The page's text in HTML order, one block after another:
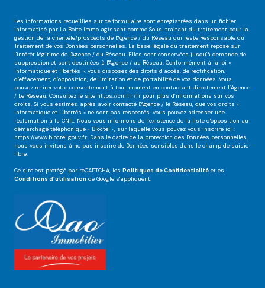
Les informations recueillies sur ce formulaire sont enregistrées dans un fichier
informatisé par La Boite Immo agissant comme Sous-traitant du traitement pour la
gestion de la clientèle/prospects de l'Agence / du Réseau qui reste Responsable du
Traitement de vos Données personnelles. La base légale du traitement repose sur
l'intérêt légitime de l'Agence / du Réseau. Elles sont conservées jusqu'à demande de
suppression et sont destinées à l'Agence / au Réseau. Conformément à la loi «
informatique et libertés », vous disposez des droits d’accès, de rectification,
d’effacement, d’opposition, de limitation et de portabilité de vos données. Vous
pouvez retirer votre consentement à tout moment en contactant directement l’Agence
/ Le Réseau. Consultez le site https://cnil.fr/fr pour plus d’informations sur vos
droits. Si vous estimez, après avoir contacté l'Agence / le Réseau, que vos droits «
Informatique et Libertés » ne sont pas respectés, vous pouvez adresser une
réclamation à la CNIL. Nous vous informons de l’existence de la liste d'opposition au
démarchage téléphonique « Bloctel », sur laquelle vous pouvez vous inscrire ici :
https://www.bloctel.gouv.fr. Dans le cadre de la protection des Données personnelles,
nous vous invitons à ne pas inscrire de Données sensibles dans le champ de saisie
libre.
Ce site est protégé par reCAPTCHA, les Politiques de Confidentialité et es
Conditions d'utilisation de Google s'appliquent.